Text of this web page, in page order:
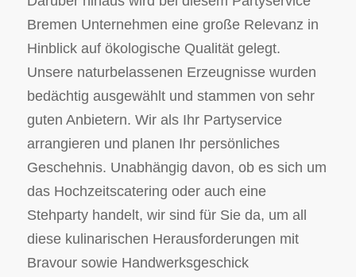
Bremen Unternehmen eine große Relevanz in
Hinblick auf ökologische Qualität gelegt.
Unsere naturbelassenen Erzeugnisse wurden
bedächtig ausgewählt und stammen von sehr
guten Anbietern. Wir als Ihr Partyservice
arrangieren und planen Ihr persönliches
Geschehnis. Unabhängig davon, ob es sich um
das Hochzeitscatering oder auch eine
Stehparty handelt, wir sind für Sie da, um all
diese kulinarischen Herausforderungen mit
Bravour sowie Handwerksgeschick